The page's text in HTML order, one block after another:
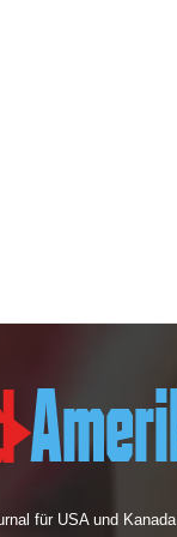
für USA und Kanada